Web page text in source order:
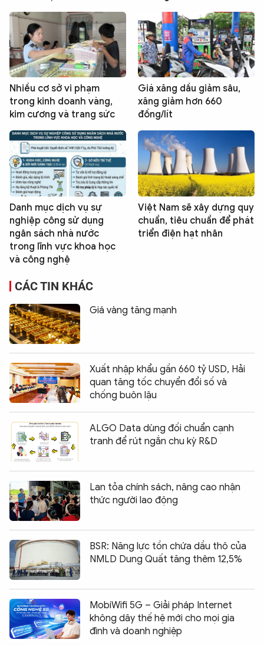
Nhiều cơ sở vi phạm
trong kinh doanh vàng,
kim cương và trang sức
Giá xăng dầu giảm sâu,
xăng giảm hơn 660
đồng/lít
Danh mục dịch vụ sự
nghiệp công sử dụng
ngân sách nhà nước
trong lĩnh vực khoa học
và công nghệ
Việt Nam sẽ xây dựng quy
chuẩn, tiêu chuẩn để phát
triển điện hạt nhân
CÁC TIN KHÁC
Giá vàng tăng mạnh
Xuất nhập khẩu gần 660 tỷ USD, Hải
quan tăng tốc chuyển đổi số và
chống buôn lậu
ALGO Data dùng đối chuẩn cạnh
tranh để rút ngắn chu kỳ R&D
Lan tỏa chính sách, nâng cao nhận
thức người lao động
BSR: Năng lực tồn chứa dầu thô của
NMLD Dung Quất tăng thêm 12,5%
MobiWifi 5G – Giải pháp Internet
không dây thế hệ mới cho mọi gia
đình và doanh nghiệp